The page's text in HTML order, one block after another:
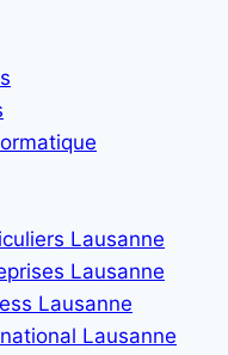
Lausanne
Lausanne
Lausanne
Lausanne